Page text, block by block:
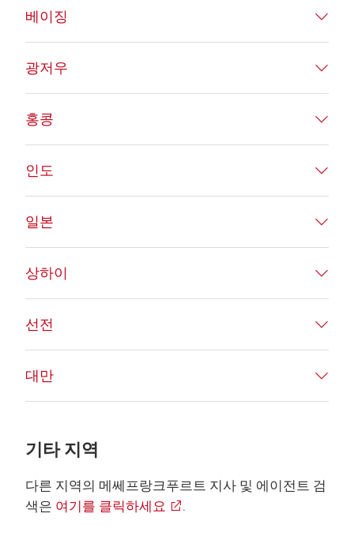
베이징
광저우
홍콩
인도
일본
상하이
선전
대만
기타 지역
다른 지역의 메쎄프랑크푸르트 지사 및 에이전트 검
색은 여기를 클릭하세요 .